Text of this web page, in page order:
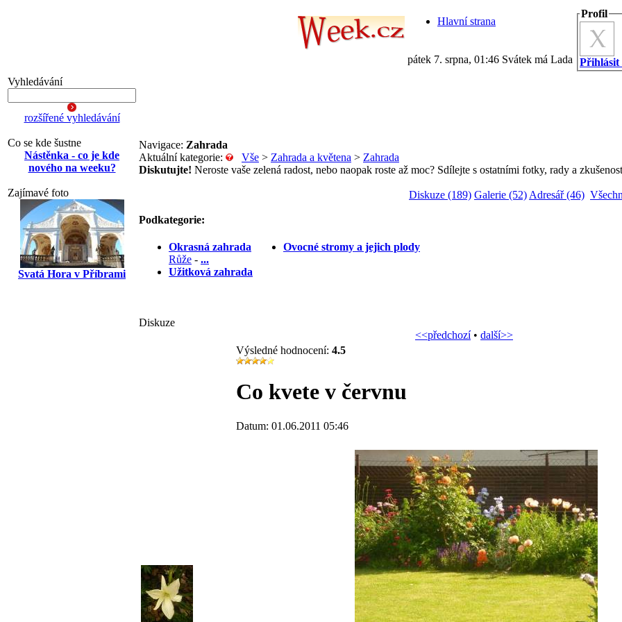
Hlavní strana
pátek 7. srpna, 01:46 Svátek má Lada
Profil
Přihlásit
Vyhledávání
rozšířené vyhledávání
Co se kde šustne
Nástěnka - co je kde
nového na weeku?
Zajímavé foto
Svatá Hora v Příbrami
Navigace: Zahrada
Aktuální kategorie: Vše > Zahrada a květena > Zahrada
Diskutujte! Neroste vaše zelená radost, nebo naopak roste až moc? Sdílejte s ostatními fotky, rady a
Diskuze (189) Galerie (52) Adresář (46)
Podkategorie:
Okrasná zahrada
Růže - ...
Užitková zahrada
Ovocné stromy a jejich plody
Diskuze
<<předchozí• další>>
Výsledné hodnocení: 4.5
Co kvete v červnu
Datum: 01.06.2011 05:46